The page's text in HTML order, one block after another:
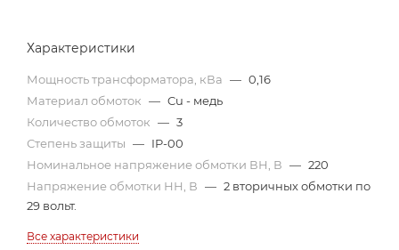
Характеристики
Мощность трансформатора, кВа — 0,16
Материал обмоток — Cu - медь
Количество обмоток — 3
Степень защиты — IP-00
Номинальное напряжение обмотки ВН, В — 220
Напряжение обмотки НН, В — 2 вторичных обмотки по
29 вольт.
Все характеристики